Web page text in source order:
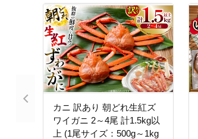
カニ 訳あり 朝どれ生紅ズ
ワイガニ 2～4尾 計1.5kg以
上 (1尾サイズ：500g～1kg